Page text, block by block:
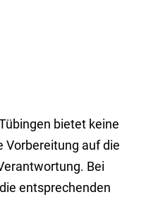
bietet keine
Vorbereitung auf die
Bei
entsprechenden